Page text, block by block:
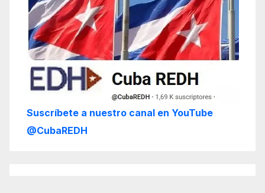
Suscríbete a nuestro canal en YouTube
@CubaREDH